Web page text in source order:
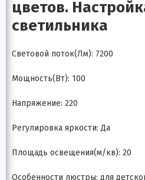
цветов.
светильника
Световой поток(Лм): 7200
Мощность(Вт): 100
Напряжение: 220
Регулировка яркости: Да
Площадь освещения(м/кв): 20
Особенности люстры: для